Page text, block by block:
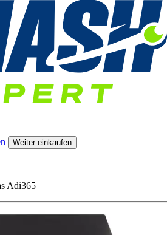
Weiter einkaufen
Adi365